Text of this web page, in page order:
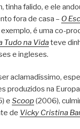
tinha falido, e ele
fora de casa – O
é uma co-
Tudo na Vidateve
e ingleses.
aclamadíssimo,
produzidos na
e Scoop(2006),
de Vicky Cristina